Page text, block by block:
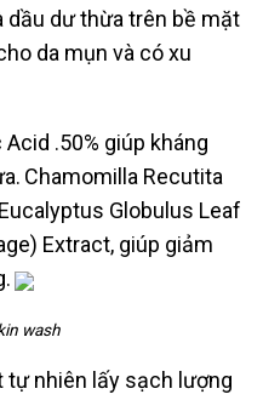
dầu dư thừa trên bề mặt
da mụn và có xu
.50% giúp kháng
Chamomilla Recutita
Globulus Leaf
Extract, giúp giảm
wash
tự nhiên lấy sạch lượng